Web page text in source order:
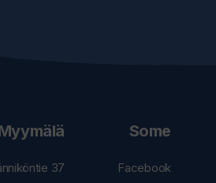
37
Some
Facebook